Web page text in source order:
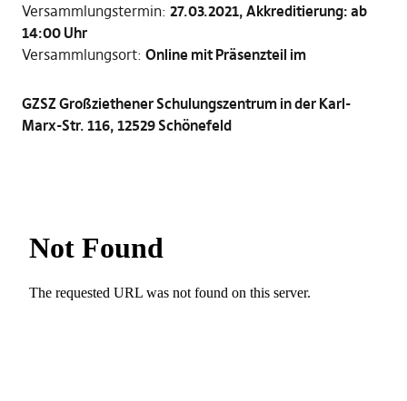
Versammlungstermin: 27.03.2021, Akkreditierung: ab
14:00 Uhr
Versammlungsort: Online mit Präsenzteil im
GZSZ Großziethener Schulungszentrum in der Karl-
Marx-Str. 116, 12529 Schönefeld